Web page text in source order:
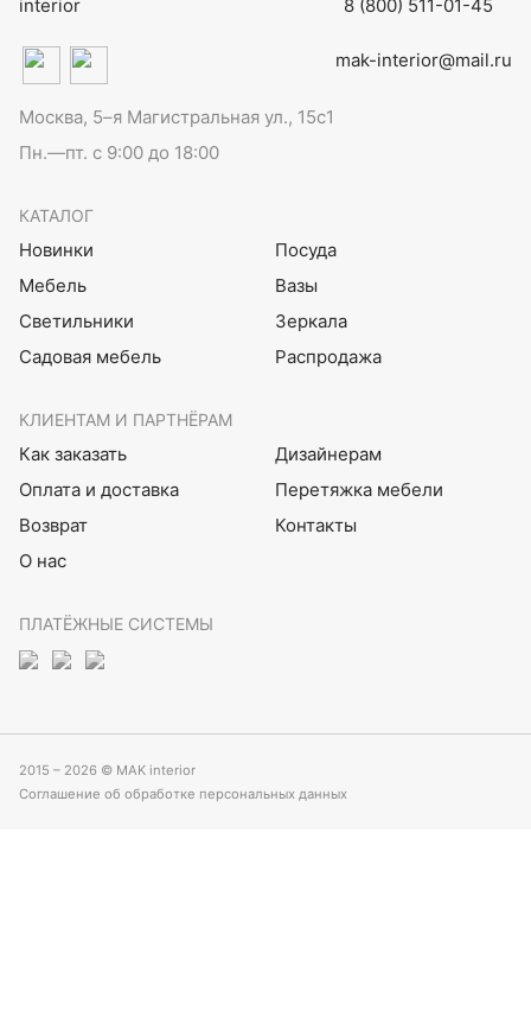
8 (800) 511-01-45
mak-interior@mail.ru
Москва, 5–я Магистральная ул., 15с1
Пн.—пт. с 9:00 до 18:00
КАТАЛОГ
Новинки
Мебель
Светильники
Садовая мебель
Посуда
Вазы
Зеркала
Распродажа
КЛИЕНТАМ И ПАРТНЁРАМ
Как заказать
Оплата и доставка
Возврат
О нас
Дизайнерам
Перетяжка мебели
Контакты
ПЛАТЁЖНЫЕ СИСТЕМЫ
2015 – 2026 © MAK interior
Соглашение об обработке персональных данных